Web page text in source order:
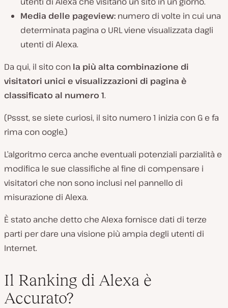
Media delle pageview: numero di volte in cui una
determinata pagina o URL viene visualizzata dagli
utenti di Alexa.
Da qui, il sito con la più alta combinazione di
visitatori unici e visualizzazioni di pagina è
classificato al numero 1.
(Pssst, se siete curiosi, il sito numero 1 inizia con G e fa
rima con oogle.)
L’algoritmo cerca anche eventuali potenziali parzialità e
modifica le sue classifiche al fine di compensare i
visitatori che non sono inclusi nel pannello di
misurazione di Alexa.
È stato anche detto che Alexa fornisce dati di terze
parti per dare una visione più ampia degli utenti di
Internet.
Il Ranking di Alexa è
Accurato?